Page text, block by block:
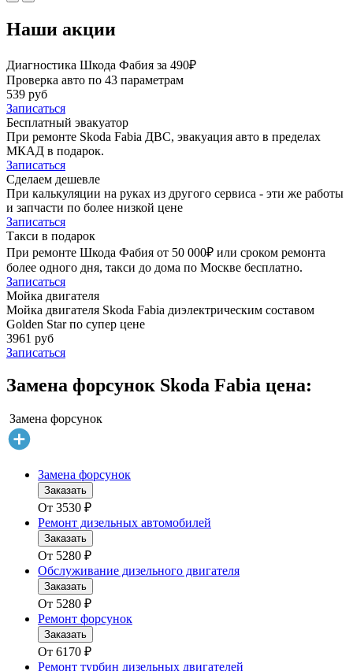
Наши акции
Диагностика Шкода Фабия за 490₽
Проверка авто по 43 параметрам
539 руб
Записаться
Бесплатный эвакуатор
При ремонте Skoda Fabia ДВС, эвакуация авто в пределах
МКАД в подарок.
Записаться
Сделаем дешевле
При калькуляции на руках из другого сервиса - эти же работы
и запчасти по более низкой цене
Записаться
Такси в подарок
При ремонте Шкода Фабия от 50 000₽ или сроком ремонта
более одного дня, такси до дома по Москве бесплатно.
Записаться
Мойка двигателя
Мойка двигателя Skoda Fabia диэлектрическим составом
Golden Star по супер цене
3961 руб
Записаться
Замена форсунок Skoda Fabia цена:
Замена форсунок
Замена форсунок
Заказать
От 3530 ₽
Ремонт дизельных автомобилей
Заказать
От 5280 ₽
Обслуживание дизельного двигателя
Заказать
От 5280 ₽
Ремонт форсунок
Заказать
От 6170 ₽
Ремонт турбин дизельных двигателей